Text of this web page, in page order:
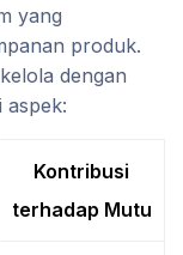
yang
produk.
dengan
aspek:
Kontribusi
terhadap Mutu